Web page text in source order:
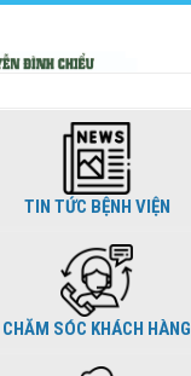
TIN TỨC BỆNH VIỆN
CHĂM SÓC KHÁCH HÀNG